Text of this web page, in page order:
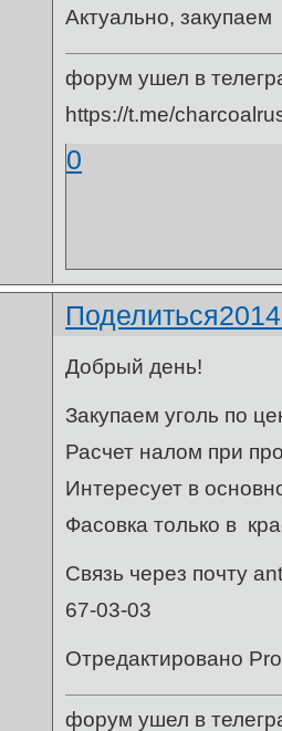
Актуально, закупаем
форум ушел в
https://t.me/
0
Поделиться
Добрый день!
Закупаем уголь по
Расчет налом при
Интересует в
Фасовка только в
Связь через почту
67-03-03
Отредактировано
форум ушел в